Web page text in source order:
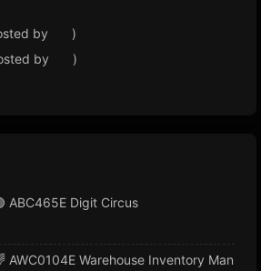
by
)
by
)
ABC465E Digit Circus
AWC0104E Warehouse Inventory Man